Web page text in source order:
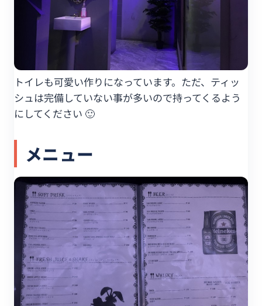
トイレも可愛い作りになっています。ただ、ティッ
シュは完備していない事が多いので持ってくるよう
にしてください 🙂
メニュー